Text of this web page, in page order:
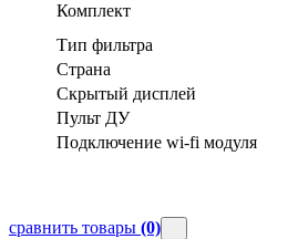
Комплект
Тип фильтра
Страна
Скрытый дисплей
Пульт ДУ
Подключение wi-fi модуля
сравнить товары (0)